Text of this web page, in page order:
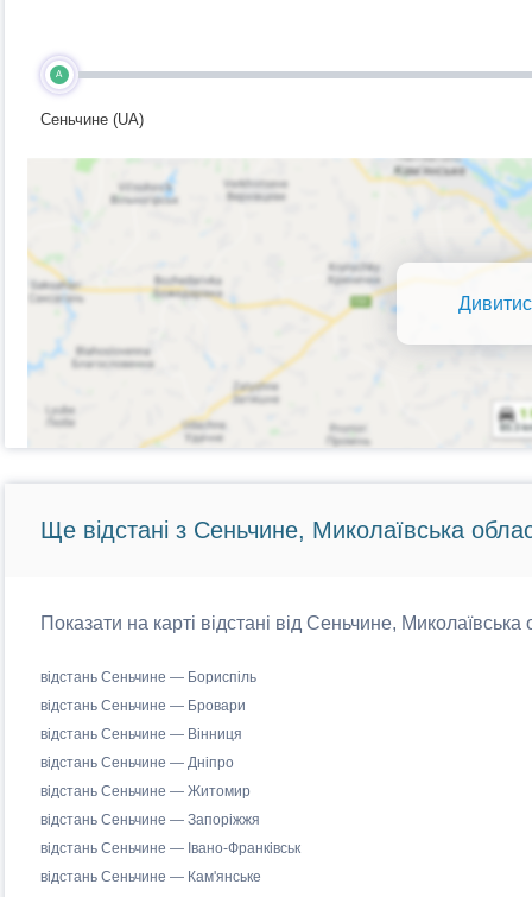
A
Сеньчине (UA)
Ще відстані з Сеньчине, Миколаївська
Показати на карті відстані від Сеньчине,
відстань Сеньчине — Бориспіль
відстань Сеньчине — Бровари
відстань Сеньчине — Вінниця
відстань Сеньчине — Дніпро
відстань Сеньчине — Житомир
відстань Сеньчине — Запоріжжя
відстань Сеньчине — Івано-Франківськ
відстань Сеньчине — Кам'янське